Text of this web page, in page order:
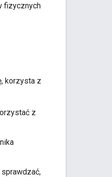
fizycznych
korzysta z
z